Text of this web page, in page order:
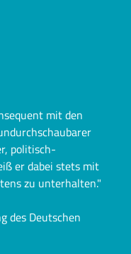
mit den
politisch-
er dabei stets mit
zu unterhalten."
des Deutschen